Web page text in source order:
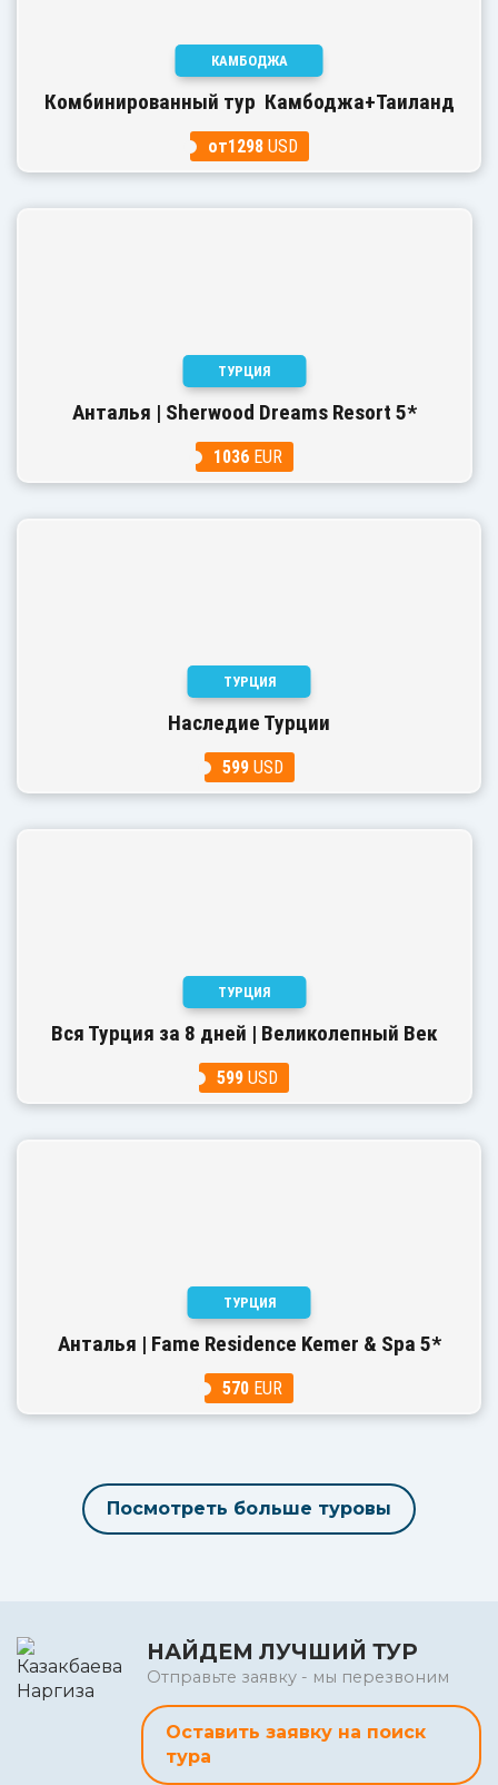
КАМБОДЖА
Комбинированный тур Камбоджа+Таиланд
от1298USD
ТУРЦИЯ
Анталья | Sherwood Dreams Resort 5*
1036EUR
ТУРЦИЯ
Наследие Турции
599USD
ТУРЦИЯ
Вся Турция за 8 дней | Великолепный Век
599 USD
ТУРЦИЯ
Анталья | Fame Residence Kemer & Spa 5*
570 EUR
Посмотреть больше туровы
НАЙДЕМ ЛУЧШИЙ ТУР
Отправьте заявку - мы перезвоним
Оставить заявку на поиск
тура